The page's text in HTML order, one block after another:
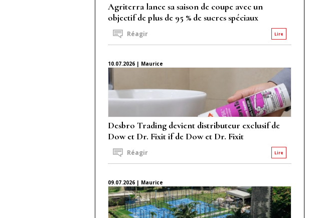
Agriterra lance sa saison de coupe avec un
objectif de plus de 95 % de sucres spéciaux
Lire
Réagir
10.07.2026 | Maurice
Desbro Trading devient distributeur exclusif de
Dow et Dr. Fixit if de Dow et Dr. Fixit
Lire
Réagir
09.07.2026 | Maurice